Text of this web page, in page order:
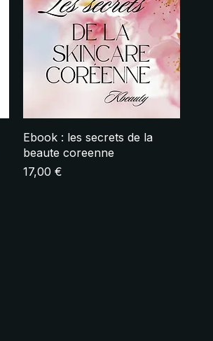
Aperçu rapide
Ebook : les secrets de la
beaute coreenne
Prix
17,00 €